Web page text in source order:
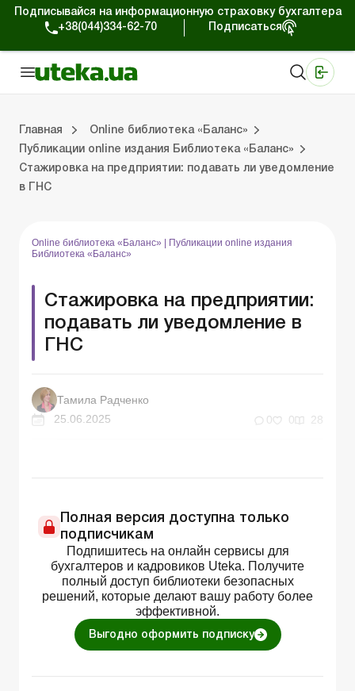
Подписывайся на информационную страховку бухгалтера
+38(044)334-62-70
Подписаться
Главная
Online библиотека «Баланс»
Публикации online издания Библиотека «Баланс»
Стажировка на предприятии: подавать ли уведомление
в ГНС
Online библиотека «Баланс»
Публикации online издания
Библиотека «Баланс»
Стажировка на предприятии:
подавать ли уведомление в
ГНС
Тамила Радченко
25.06.2025
0 0 28
Полная версия доступна только
подписчикам
Подпишитесь на онлайн сервисы для
бухгалтеров и кадровиков Uteka. Получите
полный доступ библиотеки безопасных
решений, которые делают вашу работу более
эффективной.
Выгодно оформить подписку